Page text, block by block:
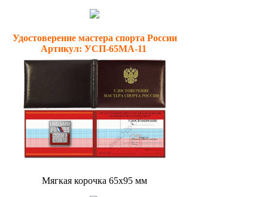
Удостоверение мастера спорта России
Артикул: УСП-65МА-11
Мягкая корочка 65х95 мм